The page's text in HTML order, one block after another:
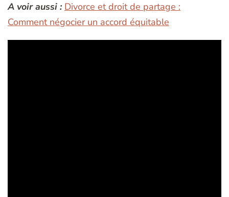
A voir aussi : Divorce et droit de partage :
Comment négocier un accord équitable